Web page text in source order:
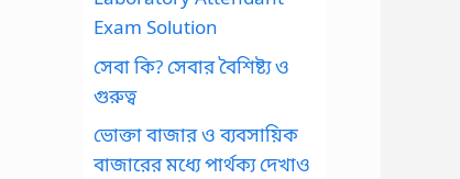
Exam Solution
সেবা কি? সেবার বৈশিষ্ট্য ও
গুরুত্ব
ভোক্তা বাজার ও ব্যবসায়িক
বাজারের মধ্যে পার্থক্য দেখাও